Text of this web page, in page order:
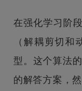
在强化学习阶
（解耦剪切和
型。这个算法
的解答方案，